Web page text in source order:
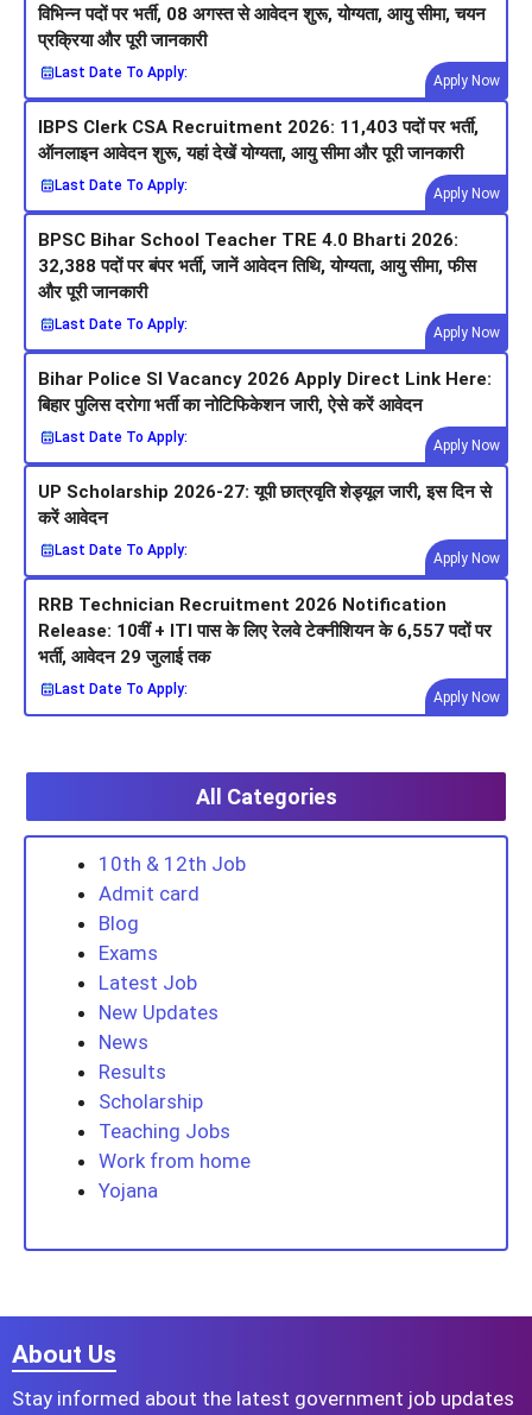
विभिन्न पदों पर भर्ती, 08 अगस्त से आवेदन शुरू, योग्यता, आयु सीमा, चयन
प्रक्रिया और पूरी जानकारी
Last Date To Apply:
Apply Now
IBPS Clerk CSA Recruitment 2026: 11,403 पदों पर भर्ती,
ऑनलाइन आवेदन शुरू, यहां देखें योग्यता, आयु सीमा और पूरी जानकारी
Last Date To Apply:
Apply Now
BPSC Bihar School Teacher TRE 4.0 Bharti 2026:
32,388 पदों पर बंपर भर्ती, जानें आवेदन तिथि, योग्यता, आयु सीमा, फीस
और पूरी जानकारी
Last Date To Apply:
Apply Now
Bihar Police SI Vacancy 2026 Apply Direct Link Here:
बिहार पुलिस दरोगा भर्ती का नोटिफिकेशन जारी, ऐसे करें आवेदन
Last Date To Apply:
Apply Now
UP Scholarship 2026-27: यूपी छात्रवृति शेड्यूल जारी, इस दिन से
करें आवेदन
Last Date To Apply:
Apply Now
RRB Technician Recruitment 2026 Notification
Release: 10वीं + ITI पास के लिए रेलवे टेक्नीशियन के 6,557 पदों पर
भर्ती, आवेदन 29 जुलाई तक
Last Date To Apply:
Apply Now
All Categories
10th & 12th Job
Admit card
Blog
Exams
Latest Job
New Updates
News
Results
Scholarship
Teaching Jobs
Work from home
Yojana
About Us
Stay informed about the latest government job updates